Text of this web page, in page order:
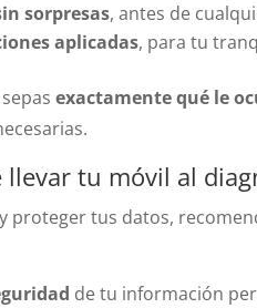
sorpresas, antes de
aplicadas, para tu
exactamente qué le
llevar tu móvil al
proteger tus datos,
de tu información